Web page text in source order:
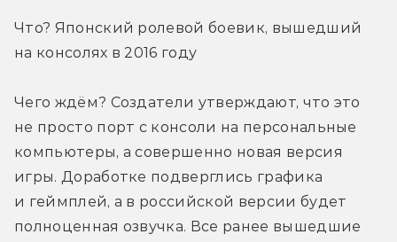
Что? Японский ролевой боевик, вышедший
на консолях в 2016 году
Чего ждём? Создатели утверждают, что это
не просто порт с консоли на персональные
компьютеры, а совершенно новая версия
игры. Доработке подверглись графика
и геймплей, а в российской версии будет
полноценная озвучка. Все ранее вышедшие